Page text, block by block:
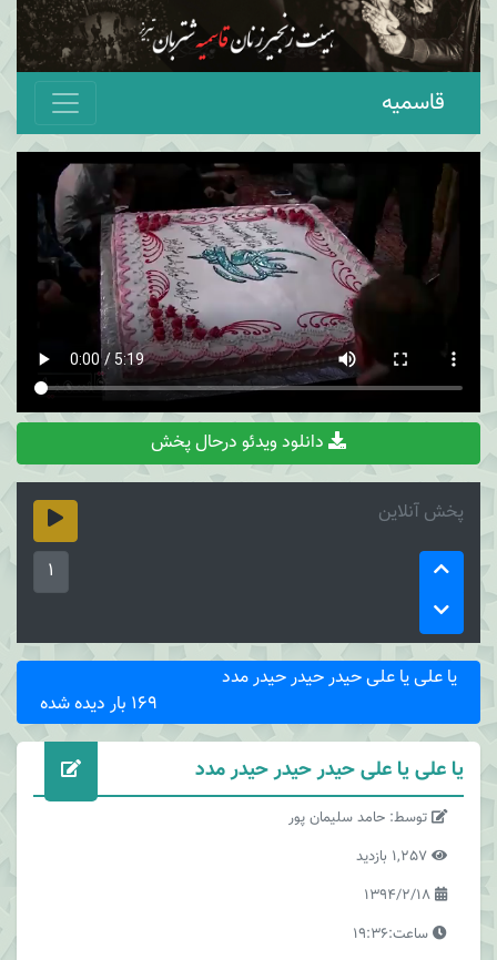
قاسمیه
دانلود ویدئو درحال پخش
پخش آنلاین
1
یا علی یا علی حیدر حیدر حیدر مدد
169 بار دیده شده
یا علی یا علی حیدر حیدر حیدر مدد
توسط: حامد سلیمان پور
ساعت:19:36